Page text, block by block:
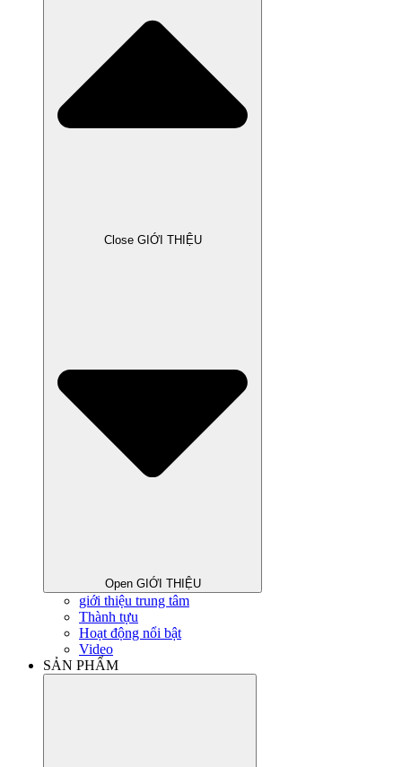
Close GIỚI THIỆU
Open GIỚI THIỆU
giới thiệu trung tâm
Thành tựu
Hoạt động nổi bật
Video
SẢN PHẨM